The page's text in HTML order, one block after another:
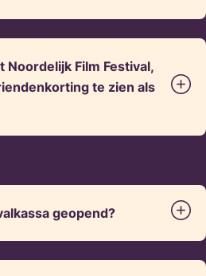
Noordelijk Film Festival,
te zien als
geopend?